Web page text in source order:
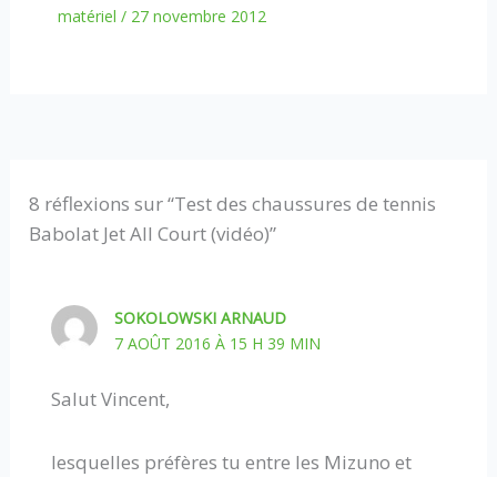
matériel / 27 novembre 2012
8 réflexions sur “Test des chaussures de tennis
Babolat Jet All Court (vidéo)”
SOKOLOWSKI ARNAUD
7 AOÛT 2016 À 15 H 39 MIN
Salut Vincent,
lesquelles préfères tu entre les Mizuno et